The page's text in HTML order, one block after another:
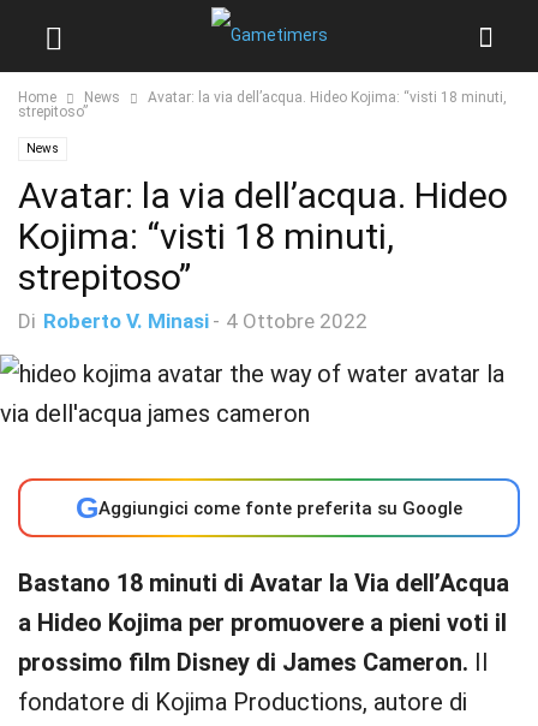
Home News
Avatar: la via dell’acqua. Hideo Kojima: “visti 18 minuti,
strepitoso”
News
Avatar: la via dell’acqua. Hideo
Kojima: “visti 18 minuti,
strepitoso”
Di Roberto V. Minasi - 4 Ottobre 2022
GAggiungici come fonte preferita su Google
Bastano 18 minuti di Avatar la Via dell’Acqua
a Hideo Kojima per promuovere a pieni voti il
prossimo film Disney di James Cameron. Il
fondatore di Kojima Productions, autore di